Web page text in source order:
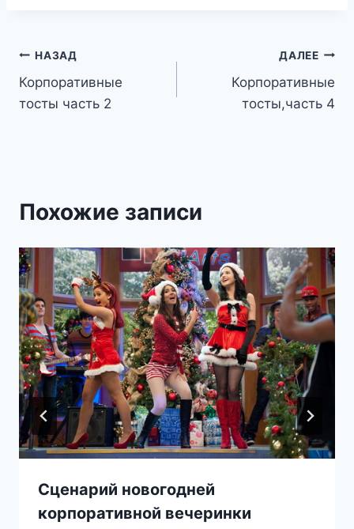
Навигация
по
НАЗАД
Корпоративные
тосты часть 2
ДАЛЕЕ
Корпоративные
тосты,часть 4
Похожие записи
Сценарий новогодней
корпоративной вечеринки